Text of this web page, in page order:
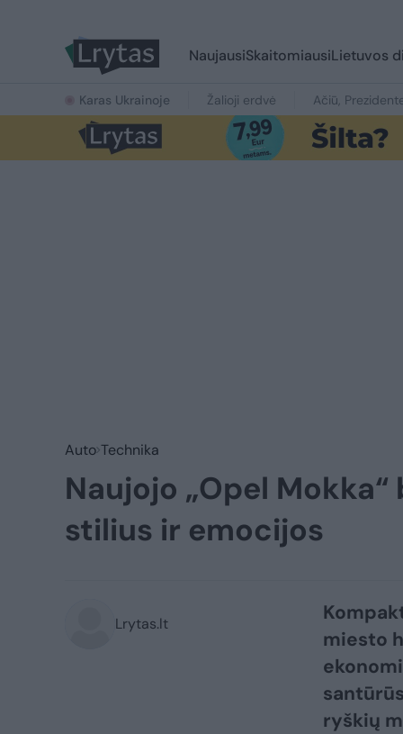
NaujausiSkaitomiausiLietuvos
Karas Ukrainoje Žalioji erdvė Ačiū,
Auto Technika
Naujojo „Opel
stilius ir emocijos
Lrytas.lt
miesto
ryškių